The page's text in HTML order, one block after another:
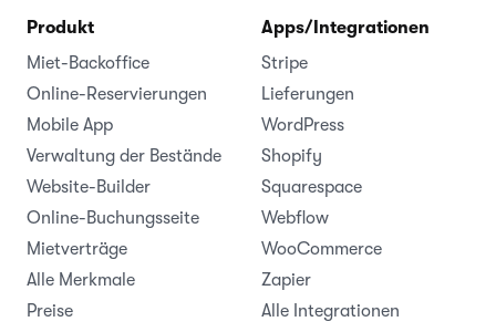
Produkt
Miet-Backoffice
Online-Reservierungen
Mobile App
Verwaltung der Bestände
Website-Builder
Online-Buchungsseite
Mietverträge
Alle Merkmale
Preise
Apps/Integrationen
Stripe
Lieferungen
WordPress
Shopify
Squarespace
Webflow
WooCommerce
Zapier
Alle Integrationen